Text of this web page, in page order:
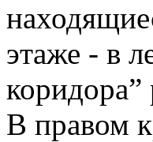
этаже - в
коридора”
В правом